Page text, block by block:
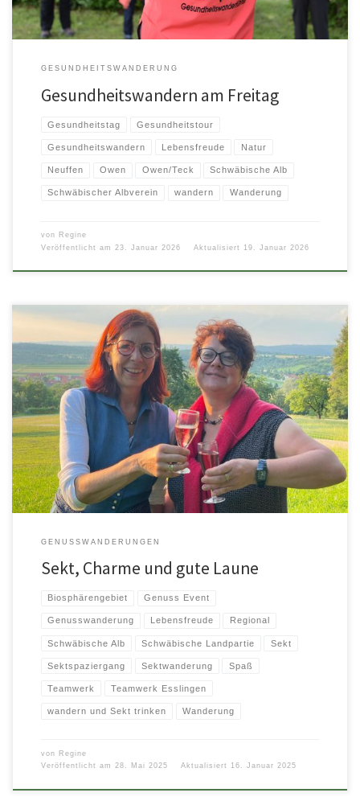
GESUNDHEITSWANDERUNG
Gesundheitswandern am Freitag
Gesundheitstag Gesundheitstour
Gesundheitswandern Lebensfreude Natur
Neuffen Owen Owen/Teck Schwäbische Alb
Schwäbischer Albverein wandern Wanderung
von Regine
Veröffentlicht am
23. Januar 2026 Aktualisiert 19. Januar 2026
l…denn die Welt gehört dem, der Sie genießt…(G.Leopardi) Man kann
spazieren gehen, ohne Sekt zu trinken. Man kann aber auch […]
GENUSSWANDERUNGEN
Sekt, Charme und gute Laune
Biosphärengebiet Genuss Event
Genusswanderung Lebensfreude Regional
Schwäbische Alb Schwäbische Landpartie Sekt
Sektspaziergang Sektwanderung Spaß
Teamwerk Teamwerk Esslingen
wandern und Sekt trinken Wanderung
von Regine
Veröffentlicht am 28. Mai 2025 Aktualisiert 16. Januar 2025